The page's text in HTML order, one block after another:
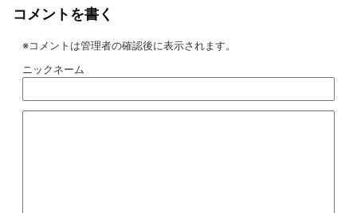
コメントを書く
※コメントは管理者の確認後に表示されます。
ニックネーム